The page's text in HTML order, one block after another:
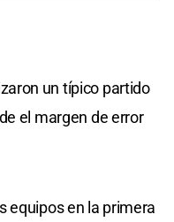
un típico partido
el margen de error
equipos en la primera